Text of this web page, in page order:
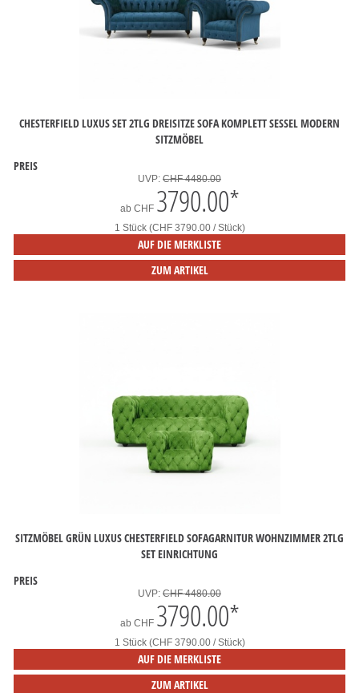
CHESTERFIELD LUXUS SET 2TLG DREISITZE SOFA KOMPLETT SESSEL MODERN
SITZMÖBEL
PREIS
UVP: CHF 4480.00
ab CHF 3790.00*
1 Stück (CHF 3790.00 / Stück)
AUF DIE MERKLISTE
ZUM ARTIKEL
SITZMÖBEL GRÜN LUXUS CHESTERFIELD SOFAGARNITUR WOHNZIMMER 2TLG
SET EINRICHTUNG
PREIS
UVP: CHF 4480.00
ab CHF 3790.00*
1 Stück (CHF 3790.00 / Stück)
AUF DIE MERKLISTE
ZUM ARTIKEL